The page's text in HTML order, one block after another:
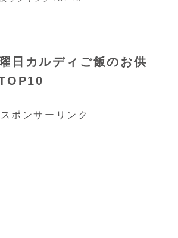
日カルディご飯のお供
スポンサーリンク